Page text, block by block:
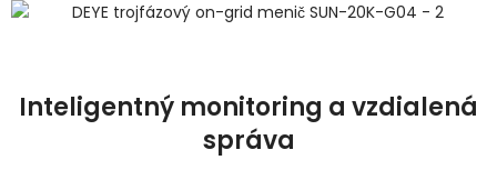
Inteligentný monitoring a vzdialená
správa